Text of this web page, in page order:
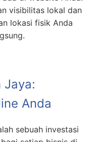
visibilitas lokal dan
lokasi fisik Anda
Jaya:
Anda
sebuah investasi